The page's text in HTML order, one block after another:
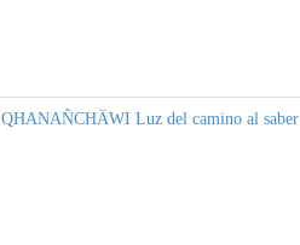
QHANAÑCHÄWI Luz del camino al saber